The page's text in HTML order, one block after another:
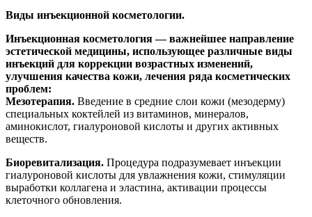
Виды инъекционной косметологии.
Инъекционная косметология — важнейшее направление
эстетической медицины, использующее различные виды
инъекций для коррекции возрастных изменений,
улучшения качества кожи, лечения ряда косметических
проблем:
Мезотерапия. Введение в средние слои кожи (мезодерму)
специальных коктейлей из витаминов, минералов,
аминокислот, гиалуроновой кислоты и других активных
веществ.
Биоревитализация. Процедура подразумевает инъекции
гиалуроновой кислоты для увлажнения кожи, стимуляции
выработки коллагена и эластина, активации процессы
клеточного обновления.